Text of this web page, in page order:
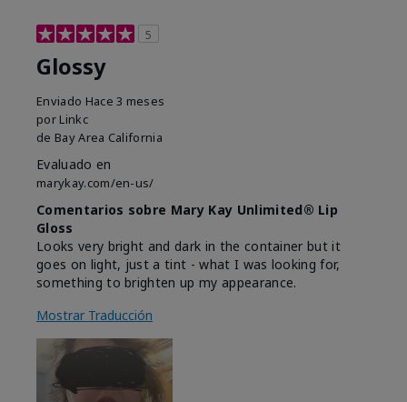
5
Glossy
Enviado Hace 3 meses
por Linkc
de Bay Area California
Evaluado en
marykay.com/en-us/
Comentarios sobre Mary Kay Unlimited® Lip
Gloss
Looks very bright and dark in the container but it
goes on light, just a tint - what I was looking for,
something to brighten up my appearance.
Mostrar Traducción